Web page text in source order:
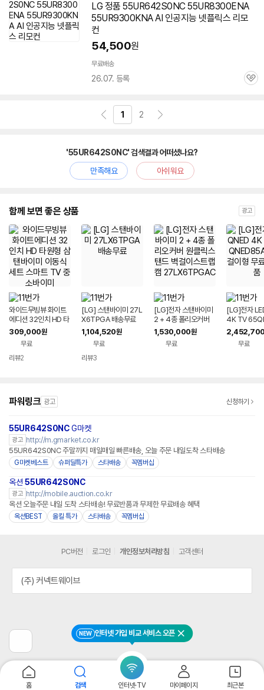
LG 정품 55UR642S0NC55UR8300ENA
55UR9300KNA AI 인공지능 넷플릭스 리모
컨
54,500원
무료배송
26.07. 등록
관
1 2
'55UR642S0NC' 검색결과 어떠셨나요?
만족해요
아쉬워요
함께 보면 좋은 상품 광고
와이드무빙뷰 화이트
에디션 32인치 HD 타
원형 삼탠바이미 이동
식 세트 스마트 TV 중
소바이미
309,000원
무료
리뷰2
[LG] 스탠바이미 27L
X6TPGA 배송무료
1,104,520원
무료
리뷰3
[LG]전자 스탠바이미
2 + 4종 폴리오커버
원클릭스탠드 벽걸이
스트랩 캠 27LX6TP
GAC
1,530,000원
무료
[LG]전자
4K TV
AKA 벽걸이
송상품
무료
파워링크 광고 신청하기
55UR642S0NCG마켓
광고 http://m.gmarket.co.kr
55UR642S0NC 주말까지 매일매일 빠른배송, 오늘 주문 내일도착 스타배송
G마켓베스트 슈퍼딜특가 스타배송 꼭멤버십
옥션55UR642S0NC
광고 http://mobile.auction.co.kr
옥션 오늘주문 내일 도착 스타배송! 무료반품과 무제한 무료배송 혜택
옥션BEST 올킬 특가 스타배송 꼭멤버십
전
페
이
지
NEW 인터넷 가입 비교 서비스 오픈 닫기
홈 검색 인터넷·TV 마이페이지 최근본
PC버전 로그인 개인정보처리방침 고객센터
(주) 커넥트웨이브